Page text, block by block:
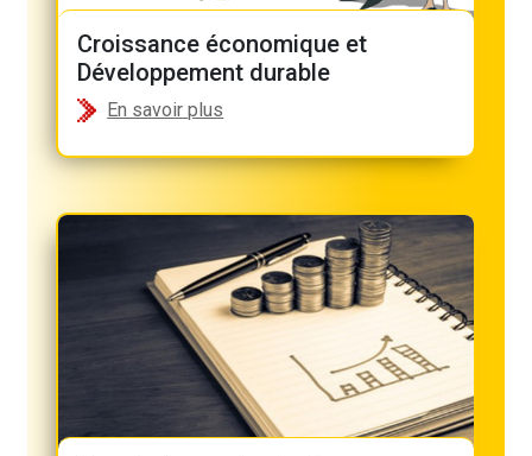
Croissance économique et
Développement durable
En savoir plus